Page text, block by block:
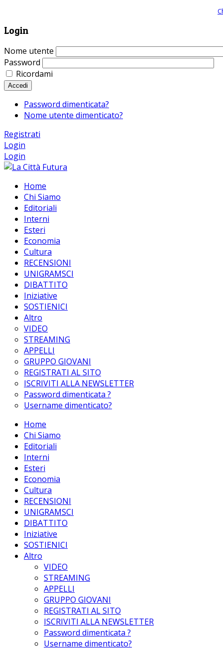
Login
Nome utente
Password
Ricordami
Accedi
Password dimenticata?
Nome utente dimenticato?
Registrati
Login
Login
Home
Chi Siamo
Editoriali
Interni
Esteri
Economia
Cultura
RECENSIONI
UNIGRAMSCI
DIBATTITO
Iniziative
SOSTIENICI
Altro
VIDEO
STREAMING
APPELLI
GRUPPO GIOVANI
REGISTRATI AL SITO
ISCRIVITI ALLA NEWSLETTER
Password dimenticata ?
Username dimenticato?
Home
Chi Siamo
Editoriali
Interni
Esteri
Economia
Cultura
RECENSIONI
UNIGRAMSCI
DIBATTITO
Iniziative
SOSTIENICI
Altro
VIDEO
STREAMING
APPELLI
GRUPPO GIOVANI
REGISTRATI AL SITO
ISCRIVITI ALLA NEWSLETTER
Password dimenticata ?
Username dimenticato?